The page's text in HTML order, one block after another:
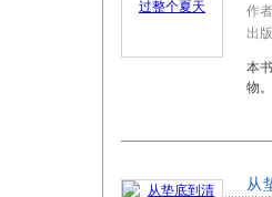
作
出
本
物
从